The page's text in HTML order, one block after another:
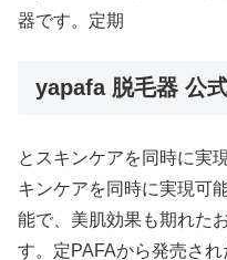
器です。定期
yapafa 脱毛器 公
とスキンケアを同時に実
キンケアを同時に実現可
能で、美肌効果も期れた
す。定PAFAから発売さ